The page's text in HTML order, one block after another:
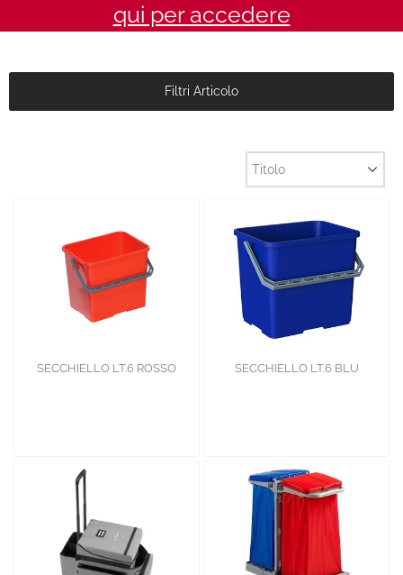
qui per accedere
Filtri Articolo
SECCHIELLO LT.6 ROSSO SECCHIELLO LT.6 BLU